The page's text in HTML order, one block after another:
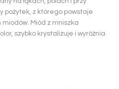
pożytek, z którego powstaje
Miód z mniszka
szybko krystalizuje i wyróżnia